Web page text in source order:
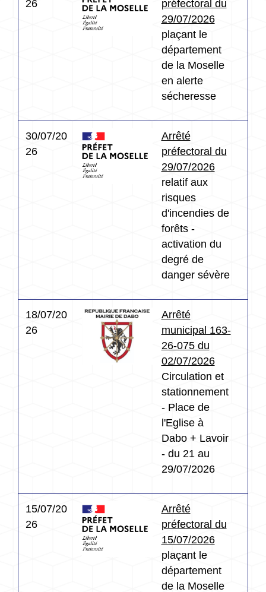
26
préfectoral du
29/07/2026
plaçant le
département
de la Moselle
en alerte
sécheresse
30/07/20
26
Arrêté
préfectoral du
29/07/2026
relatif aux
risques
d'incendies de
forêts -
activation du
degré de
danger sévère
18/07/20
26
Arrêté
municipal 163-
26-075 du
02/07/2026
Circulation et
stationnement
- Place de
l'Eglise à
Dabo + Lavoir
- du 21 au
29/07/2026
15/07/20
26
Arrêté
préfectoral du
15/07/2026
plaçant le
département
de la Moselle